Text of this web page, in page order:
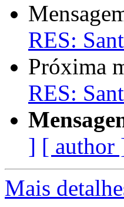
RES:
Próxima
RES:
] [ author
Mais